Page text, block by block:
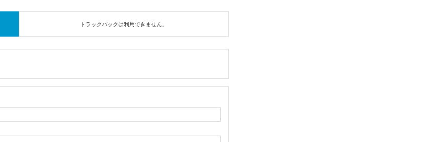
トラックバックは利用できません。